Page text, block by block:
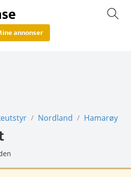
annonser
/ Nordland / Hamarøy